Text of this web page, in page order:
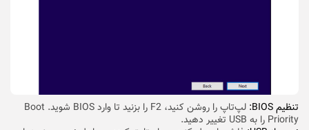
تنظیم BIOS:
لپ‌تاپ را روشن کنید، F2 را بزنید تا وارد BIOS شوید. Boot
Priority را به USB تغییر دهید.